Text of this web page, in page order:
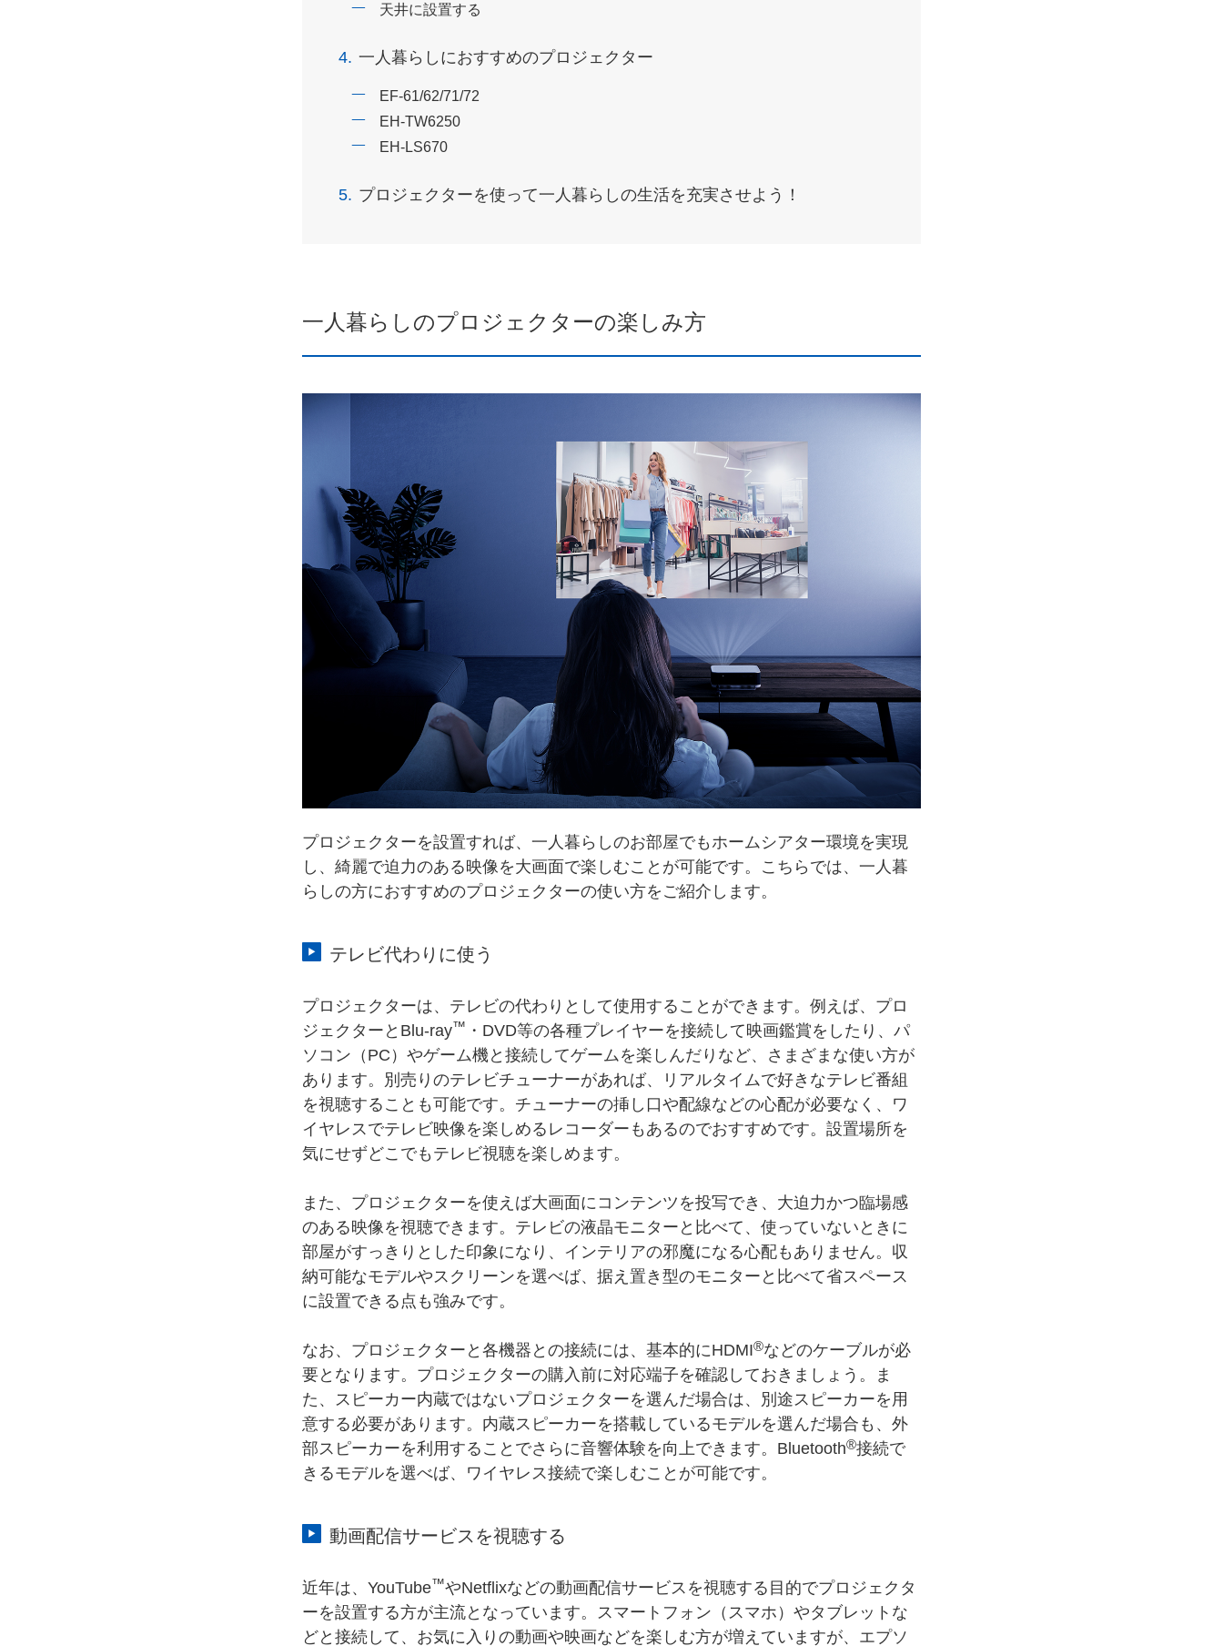
天井に設置する
4. 一人暮らしにおすすめのプロジェクター
EF-61/62/71/72
EH-TW6250
EH-LS670
5. プロジェクターを使って一人暮らしの生活を充実させよう！
一人暮らしのプロジェクターの楽しみ方
プロジェクターを設置すれば、一人暮らしのお部屋でもホームシアター環境を実現
し、綺麗で迫力のある映像を大画面で楽しむことが可能です。こちらでは、一人暮
らしの方におすすめのプロジェクターの使い方をご紹介します。
テレビ代わりに使う
プロジェクターは、テレビの代わりとして使用することができます。例えば、プロ
ジェクターとBlu-ray™ ・DVD等の各種プレイヤーを接続して映画鑑賞をしたり、パ
ソコン（PC）やゲーム機と接続してゲームを楽しんだりなど、さまざまな使い方が
あります。別売りのテレビチューナーがあれば、リアルタイムで好きなテレビ番組
を視聴することも可能です。チューナーの挿し口や配線などの心配が必要なく、ワ
イヤレスでテレビ映像を楽しめるレコーダーもあるのでおすすめです。設置場所を
気にせずどこでもテレビ視聴を楽しめます。
また、プロジェクターを使えば大画面にコンテンツを投写でき、大迫力かつ臨場感
のある映像を視聴できます。テレビの液晶モニターと比べて、使っていないときに
部屋がすっきりとした印象になり、インテリアの邪魔になる心配もありません。収
納可能なモデルやスクリーンを選べば、据え置き型のモニターと比べて省スペース
に設置できる点も強みです。
なお、プロジェクターと各機器との接続には、基本的にHDMI®などのケーブルが必
要となります。プロジェクターの購入前に対応端子を確認しておきましょう。ま
た、スピーカー内蔵ではないプロジェクターを選んだ場合は、別途スピーカーを用
意する必要があります。内蔵スピーカーを搭載しているモデルを選んだ場合も、外
部スピーカーを利用することでさらに音響体験を向上できます。Bluetooth®接続で
きるモデルを選べば、ワイヤレス接続で楽しむことが可能です。
動画配信サービスを視聴する
近年は、YouTube™やNetflixなどの動画配信サービスを視聴する目的でプロジェクタ
ーを設置する方が主流となっています。スマートフォン（スマホ）やタブレットな
どと接続して、お気に入りの動画や映画などを楽しむ方が増えていますが、エプソ